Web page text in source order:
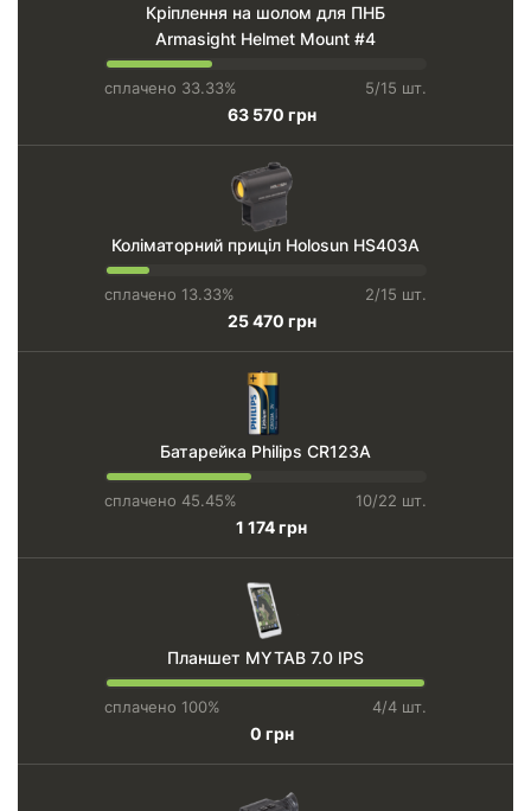
Кріплення на шолом для ПНБ
Armasight Helmet Mount #4
сплачено 33.33% 5/15 шт.
63 570 грн
Коліматорний приціл Holosun HS403A
сплачено 13.33% 2/15 шт.
25 470 грн
Батарейка Philips CR123А
сплачено 45.45% 10/22 шт.
1 174 грн
Планшет MYTAB 7.0 IPS
сплачено 100% 4/4 шт.
0 грн